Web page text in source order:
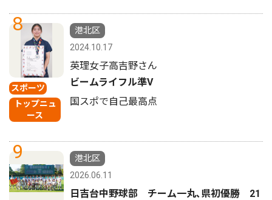
8
スポーツ
トップニュ
ース
港北区
2024.10.17
英理女子高吉野さん
ビームライフル準V
国スポで自己最高点
9
港北区
2026.06.11
日吉台中野球部 チーム一丸､県初優勝 21